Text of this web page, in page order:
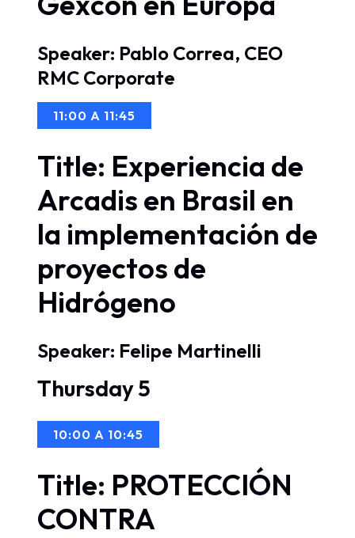
Speaker: Pablo Correa, CEO
RMC Corporate
11:00 A 11:45
Title: Experiencia de
Arcadis en Brasil en
la implementación de
proyectos de
Hidrógeno
Speaker: Felipe Martinelli
Thursday 5
10:00 A 10:45
Title: PROTECCIÓN
CONTRA